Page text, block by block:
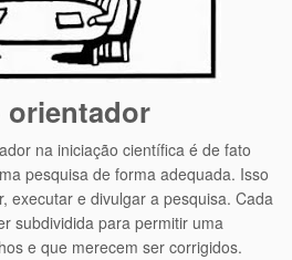
orientador
na iniciação científica é de fato
pesquisa de forma adequada. Isso
executar e divulgar a pesquisa. Cada
subdividida para permitir uma
e que merecem ser corrigidos.